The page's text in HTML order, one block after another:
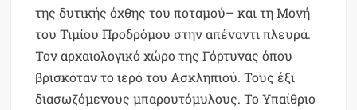
της δυτικής όχθης του ποταμού– και τη Μονή
του Τιμίου Προδρόμου στην απέναντι πλευρά.
Τον αρχαιολογικό χώρο της Γόρτυνας όπου
βρισκόταν το ιερό του Ασκληπιού. Τους έξι
διασωζόμενους μπαρουτόμυλους. Το Υπαίθριο